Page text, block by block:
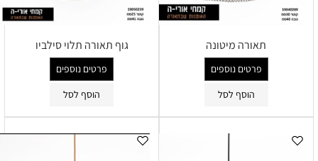
תאורה מיטונה
פרטים נוספים
הוסף לסל
גוף תאורה תלוי סילביו
פרטים נוספים
הוסף לסל